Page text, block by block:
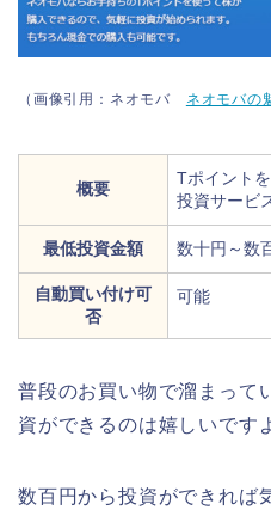
（画像引用：ネオモバ ネオモバの
概要
Tポイント
投資サービ
最低投資金額 数十円～数
自動買い付け可
否
可能
普段のお買い物で溜まって
資ができるのは嬉しいです
数百円から投資ができれば